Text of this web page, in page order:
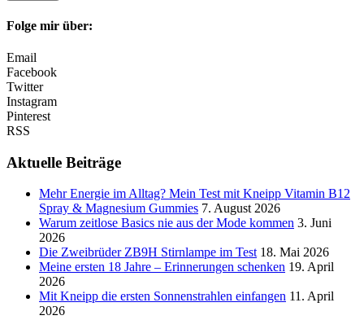
Folge mir über:
Email
Facebook
Twitter
Instagram
Pinterest
RSS
Aktuelle Beiträge
Mehr Energie im Alltag? Mein Test mit Kneipp Vitamin B12
Spray & Magnesium Gummies 7. August 2026
Warum zeitlose Basics nie aus der Mode kommen 3. Juni
2026
Die Zweibrüder ZB9H Stirnlampe im Test 18. Mai 2026
Meine ersten 18 Jahre – Erinnerungen schenken 19. April
2026
Mit Kneipp die ersten Sonnenstrahlen einfangen 11. April
2026